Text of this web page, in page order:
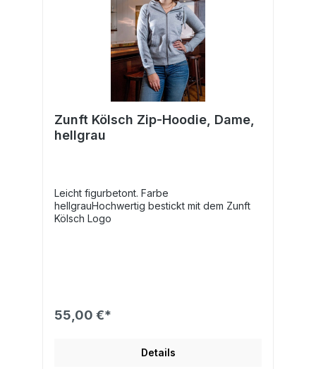
Zunft Kölsch Zip-Hoodie, Dame,
hellgrau
Leicht figurbetont. Farbe
hellgrauHochwertig bestickt mit dem Zunft
Kölsch Logo
55,00 €*
Details